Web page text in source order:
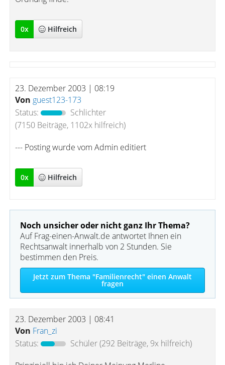
0x Hilfreich
23. Dezember 2003 | 08:19
Von guest123-173
Status:
Schlichter
(7150 Beiträge, 1102x hilfreich)
--- Posting wurde vom Admin editiert
0x Hilfreich
Noch unsicher oder nicht ganz Ihr Thema?
Auf Frag-einen-Anwalt.de antwortet Ihnen ein
Rechtsanwalt innerhalb von 2 Stunden. Sie
bestimmen den Preis.
Jetzt zum Thema "Familienrecht" einen Anwalt
fragen
23. Dezember 2003 | 08:41
Von Fran_zi
Status:
Schüler(292 Beiträge, 9x hilfreich)